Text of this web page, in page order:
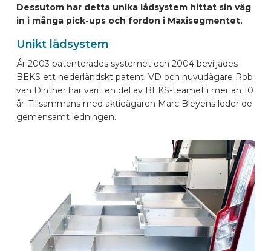
BILMÄRKEN
KONTAKTA
KONFIGURERA ONLINE
Dessutom har detta unika lådsystem hittat sin väg
in i många pick-ups och fordon i Maxisegmentet.
Unikt lådsystem
År 2003 patenterades systemet och 2004 beviljades
BEKS ett nederländskt patent. VD och huvudägare Rob
van Dinther har varit en del av BEKS-teamet i mer än 10
år. Tillsammans med aktieägaren Marc Bleyens leder de
gemensamt ledningen.